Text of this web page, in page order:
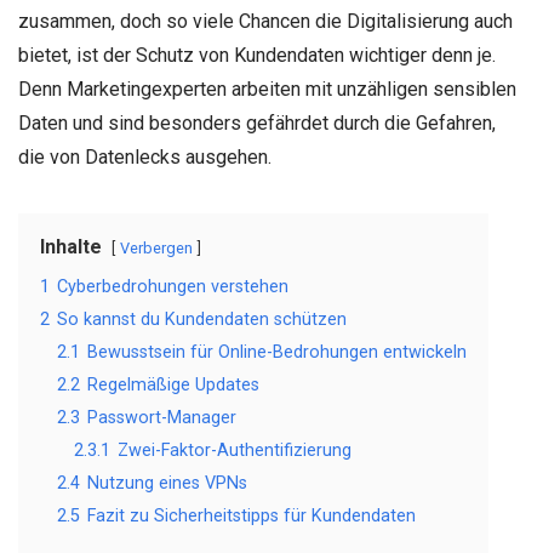
zusammen, doch so viele Chancen die Digitalisierung auch
bietet, ist der Schutz von Kundendaten wichtiger denn je.
Denn Marketingexperten arbeiten mit unzähligen sensiblen
Daten und sind besonders gefährdet durch die Gefahren,
die von Datenlecks ausgehen.
Inhalte Verbergen
1 Cyberbedrohungen verstehen
2 So kannst du Kundendaten schützen
2.1
Bewusstsein für Online-Bedrohungen entwickeln
2.2 Regelmäßige Updates
2.3 Passwort-Manager
2.3.1 Zwei-Faktor-Authentifizierung
2.4 Nutzung eines VPNs
2.5 Fazit zu Sicherheitstipps für Kundendaten